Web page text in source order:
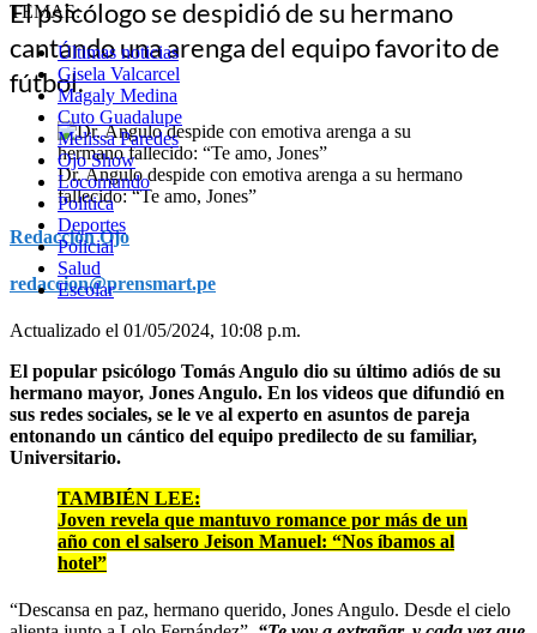
TEMAS:
Últimas noticias
Gisela Valcarcel
Magaly Medina
Cuto Guadalupe
Melissa Paredes
Ojo Show
Locomundo
Política
Deportes
Policial
Salud
Escolar
El psicólogo se despidió de su hermano
cantando una arenga del equipo favorito de
fútbol.
Dr. Angulo despide con emotiva arenga a su hermano
fallecido: “Te amo, Jones”
Redacción Ojo
redaccion@prensmart.pe
Actualizado el 01/05/2024, 10:08 p.m.
El popular psicólogo Tomás Angulo dio su último adiós de su
hermano mayor, Jones Angulo. En los videos que difundió en
sus redes sociales, se le ve al experto en asuntos de pareja
entonando un cántico del equipo predilecto de su familiar,
Universitario.
TAMBIÉN LEE:
Joven revela que mantuvo romance por más de un
año con el salsero Jeison Manuel: “Nos íbamos al
hotel”
“Descansa en paz, hermano querido, Jones Angulo. Desde el cielo